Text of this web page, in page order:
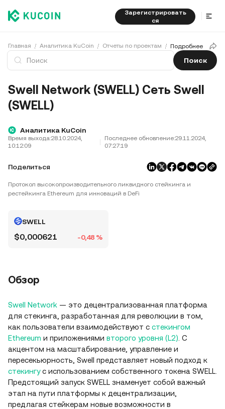
Зарегистрировать
ся
Главная Аналитика KuCoin Отчеты по проектам Подробнее
Поиск
Swell Network (SWELL) Сеть Swell
(SWELL)
Аналитика KuCoin
Время выхода:28.10.2024,
10:12:09
Последнее обновление:29.11.2024,
07:27:19
Поделиться
Протокол высокопроизводительного ликвидного стейкинга и
рестейкинга Ethereum для инноваций в DeFi
SWELL
$0,000621 -0,48 %
Обзор
Swell Network — это децентрализованная платформа
для стекинга, разработанная для революции в том,
как пользователи взаимодействуют с стекингом
Ethereum и приложениями второго уровня (L2) . С
акцентом на масштабирование, управление и
пересекьюрность, Swell представляет новый подход к
стекингус использованием собственного токена SWELL.
Предстоящий запуск SWELL знаменует собой важный
этап на пути платформы к децентрализации,
предлагая стейкерам новые возможности в